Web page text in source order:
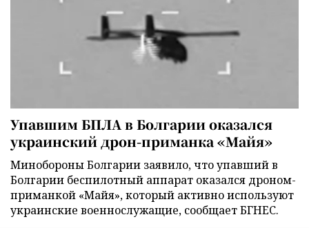
Упавшим БПЛА в Болгарии оказался
украинский дрон-приманка «Майя»
Минобороны Болгарии заявило, что упавший в
Болгарии беспилотный аппарат оказался дроном-
приманкой «Майя», который активно используют
украинские военнослужащие, сообщает БГНЕС.